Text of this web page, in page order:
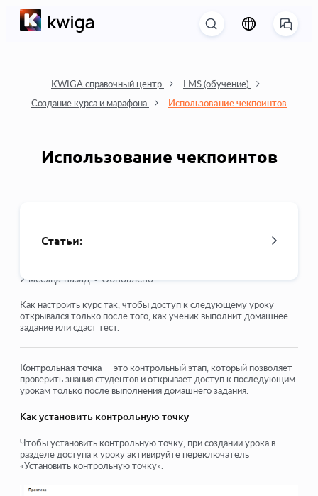
KWIGA справочный центр
LMS (обучение)
Создание курса и марафона
Использование чекпоинтов
Использование чекпоинтов
Статьи:
Как удалить курс
Защита Ваших материалов на Kwiga
Как изменить статус урока на черновик и скрыть его от
учеников
Использование чекпоинтов
Как добавить практику к уроку
Как создать задание с обязательной проверкой
2 месяца назад • Обновлено
Как настроить курс так, чтобы доступ к следующему уроку
открывался только после того, как ученик выполнит домашнее
задание или сдаст тест.
Контрольная точка — это контрольный этап, который позволяет
проверить знания студентов и открывает доступ к последующим
урокам только после выполнения домашнего задания.
Как установить контрольную точку
Чтобы установить контрольную точку, при создании урока в
разделе доступа к уроку активируйте переключатель
«Установить контрольную точку».